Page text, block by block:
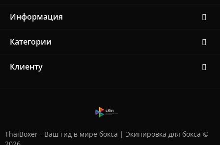
Информация
Категории
Клиенту
ThaiBoxer - Ваш гид в мире бокса | Экипировка для бокса ©